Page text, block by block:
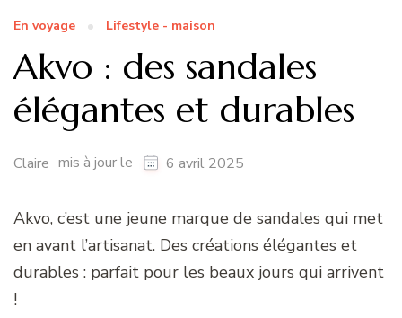
En voyage Lifestyle - maison
Akvo : des sandales
élégantes et durables
Claire mis à jour le 6 avril 2025
Akvo, c’est une jeune marque de sandales qui met
en avant l’artisanat. Des créations élégantes et
durables : parfait pour les beaux jours qui arrivent
!